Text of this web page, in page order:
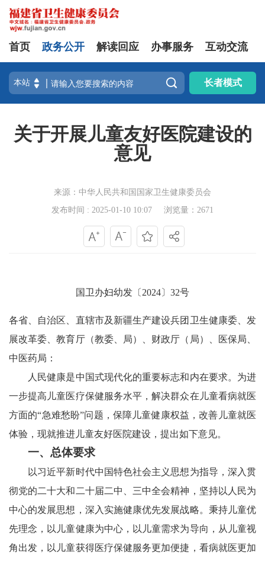
首页 政务公开 解读回应 办事服务 互动交流
 长者模式
关于开展儿童友好医院建设的
意见
来源：中华人民共和国国家卫生健康委员会
发布时间 : 2025-01-10 10:07
浏览量：2671
国卫办妇幼发〔2024〕32号
各省、自治区、直辖市及新疆生产建设兵团卫生健康委、发
展改革委、教育厅（教委、局）、财政厅（局）、医保局、
中医药局：
人民健康是中国式现代化的重要标志和内在要求。为进
一步提高儿童医疗保健服务水平，解决群众在儿童看病就医
方面的“急难愁盼”问题，保障儿童健康权益，改善儿童就医
体验，现就推进儿童友好医院建设，提出如下意见。
一、总体要求
以习近平新时代中国特色社会主义思想为指导，深入贯
彻党的二十大和二十届二中、三中全会精神，坚持以人民为
中心的发展思想，深入实施健康优先发展战略。秉持儿童优
先理念，以儿童健康为中心，以儿童需求为导向，从儿童视
角出发，以儿童获得医疗保健服务更加便捷，看病就医更加